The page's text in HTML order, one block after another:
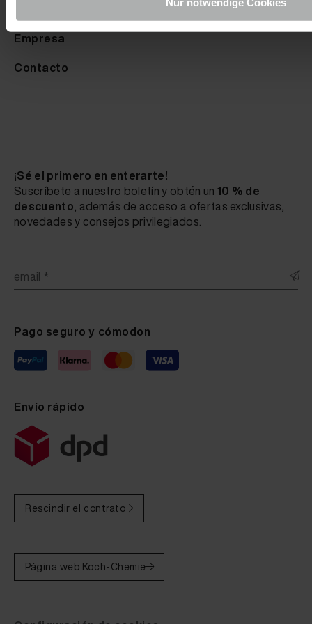
Empresa
Contacto
¡Sé el primero en enterarte!
Suscríbete a nuestro boletín y obtén un 10 % de
descuento, además de acceso a ofertas exclusivas,
novedades y consejos privilegiados.
email *
Pago seguro y cómodon
Envío rápido
Rescindir el contrato
Página web Koch-Chemie